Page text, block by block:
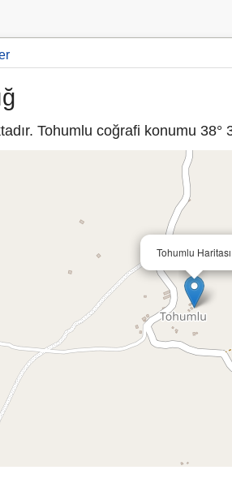
Tohumlu coğrafi konumu 38°
Tohumlu Haritası